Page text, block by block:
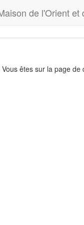
de l'Orient et
Vous êtes sur la page de